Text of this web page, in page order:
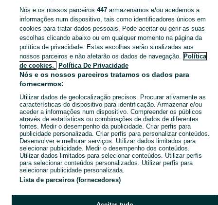
CATEGORIA
Navegue pelos últimos anúncios de Outras - Jóias, Relógios e Bijuteria em Portimão no OLX Portugal. Compre e venda produtos locais com facilidade e segurança. Mostrar
Mapa do site
Mapa das freguesias
Mapa de mini-sites
Pesquisas populares
Nós e os nossos parceiros 447armazenamos e/ou acedemos a
informações num dispositivo, tais como identificadores únicos em
cookies para tratar dados pessoais. Pode aceitar ou gerir as suas
escolhas clicando abaixo ou em qualquer momento na página da
política de privacidade. Estas escolhas serão sinalizadas aos
nossos parceiros e não afetarão os dados de navegação. Política
de cookies,
Política De Privacidade
Nós e os nossos parceiros tratamos os dados para
fornecermos:
Utilizar dados de geolocalização precisos. Procurar ativamente as
características do dispositivo para identificação. Armazenar e/ou
aceder a informações num dispositivo. Compreender os públicos
através de estatísticas ou combinações de dados de diferentes
fontes. Medir o desempenho da publicidade. Criar perfis para
publicidade personalizada. Criar perfis para personalizar conteúdos.
Desenvolver e melhorar serviços. Utilizar dados limitados para
selecionar publicidade. Medir o desempenho dos conteúdos.
Utilizar dados limitados para selecionar conteúdos. Utilizar perfis
para selecionar conteúdos personalizados. Utilizar perfis para
selecionar publicidade personalizada.
Lista de parceiros (fornecedores)